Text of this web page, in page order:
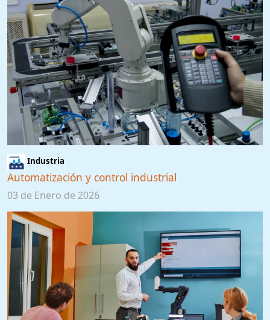
Industria
Automatización y control industrial
03 de Enero de 2026